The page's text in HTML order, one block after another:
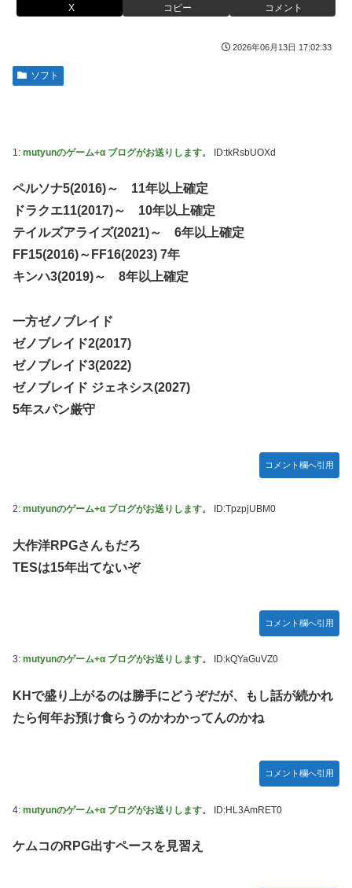
【画像】人気漫画「サンキューピッチ」6巻の表紙、えちえ
「汚い金でもありがとう」
海外「全部日本の真似だったのか…」 日本の普通のテレビ
米国「日本よ、そろそろ利上げしろ」高市政権の経済政策に
圧力ｗ
「いきなりステーキ」の反対ｗｗｗｗｗｗｗｗｗ
【NGS】ルーサー緊急、新武器、東方コラボ、EXレベル
40… 8/5はアップデート盛り沢山！？貴様ら何から始める？
【生後1日めから】赤ちゃんと大きな犬の成長記録、愛らし
い動画が話題に
【ウマ娘】セイちゃんの攻撃力を見よ！！！
【悲報】サイゼ絵師、アカウント停止に追い込まれる
堀江由衣(49)がまだ誰のものでもないという現実ｗｗｗｗ
【画像】みい山作者、結構ヤバい事態になる。とんでもない
【ウマ娘】なんだかんだ人はダイワスカーレットに帰ってく
る
「サカモトデイズ」最新話、ついに新旧ORDERが集結し、
坂本スラーと総力戦に突入！！！
備)」「ジェスタ (シェザール隊仕様 B&C班装備)」【11時予
約開始】
【朗報】メディア「PS6発売後もPS5はまだまだ現役」
2ってサブの穴が空いてないダイハツ駆逐並べて 高速＋とか
【艦これ】酔って妹に絡むアブルッツィ 他
某野党議員が「自分を批判する垢は工作垢だ」と示唆、複数
【画像】宇垣美里さん(35)、バカデカ乳を強調させた最新の
姿wwww
2ってサブの穴が空いてないダイハツ駆逐並べて 高速＋とか
【艦これ】酔って妹に絡むアブルッツィ 他
【艦これ】今回のかわいい大賞は決まった
パチンコ代を稼ぐ為に白タクやってた82歳のおじいちゃんが
逮捕される 逮捕の数日前に釈放されたばかりなのに即再犯
体調不良で休んでパチンコ通ってたら、数十日単位の証拠写
内閣広報官「高市総理が避難所を３分しか視察しなかったな
んてデマ！50分いたぞ😡」 →しかし事実上の視察は数分で
正解
X コピー コメント
2026年06月13日 17:02:33
ソフト
1: mutyunのゲーム+α ブログがお送りします。 ID:tkRsbUOXd
ペルソナ5(2016)～ 11年以上確定
ドラクエ11(2017)～ 10年以上確定
テイルズアライズ(2021)～ 6年以上確定
FF15(2016)～FF16(2023) 7年
キンハ3(2019)～ 8年以上確定
一方ゼノブレイド
ゼノブレイド2(2017)
ゼノブレイド3(2022)
ゼノブレイド ジェネシス(2027)
5年スパン厳守
コメント欄へ引用
2: mutyunのゲーム+α ブログがお送りします。 ID:TpzpjUBM0
大作洋RPGさんもだろ
TESは15年出てないぞ
コメント欄へ引用
3: mutyunのゲーム+α ブログがお送りします。 ID:kQYaGuVZ0
KHで盛り上がるのは勝手にどうぞだが、もし話が続かれ
たら何年お預け食らうのかわかってんのかね
コメント欄へ引用
4: mutyunのゲーム+α ブログがお送りします。 ID:HL3AmRET0
ケムコのRPG出すペースを見習え